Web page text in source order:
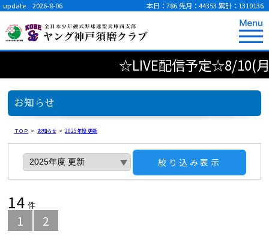
update 2026-8-06 本日：786 先月：44353 累計：1310136
☆LIVE配信予定☆8/10(月
お知らせ
ＴＯＰ > お知らせ > 2025年度 更新
絞り込み表示
14 件
1 2